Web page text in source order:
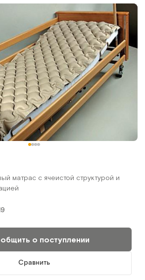
матрас c ячеистой структурой и
о поступлении
Сравнить